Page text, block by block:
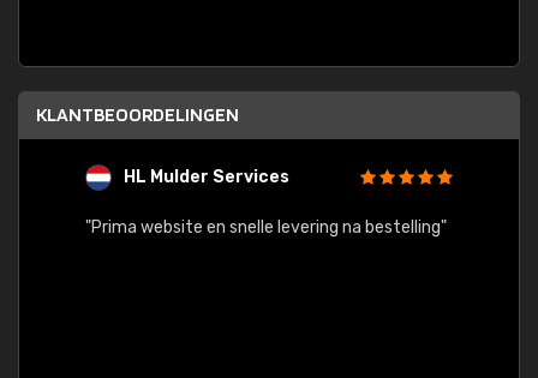
KLANTBEOORDELINGEN
HL Mulder Services
"Prima website en snelle levering na bestelling"